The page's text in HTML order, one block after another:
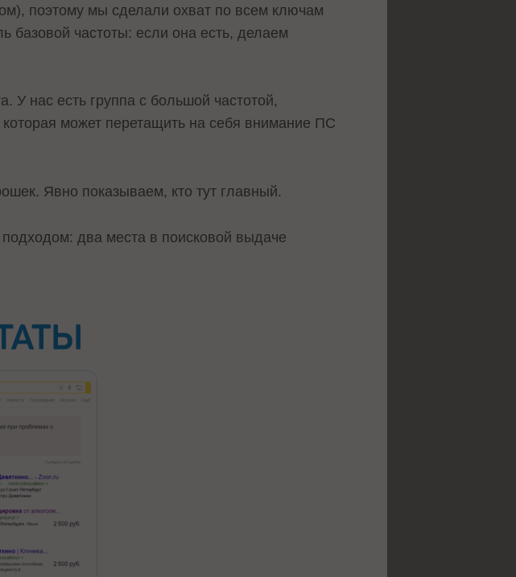
поэтому мы сделали охват по всем ключам
базовой частоты: если она есть, делаем
У нас есть группа с большой частотой,
может перетащить на себя внимание ПС
Явно показываем, кто тут главный.
два места в поисковой выдаче